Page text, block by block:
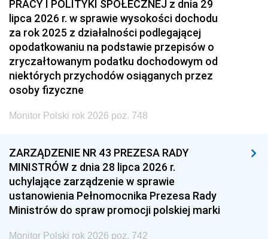
PRACY I POLITYKI SPOŁECZNEJ z dnia 29
lipca 2026 r. w sprawie wysokości dochodu
za rok 2025 z działalności podlegającej
opodatkowaniu na podstawie przepisów o
zryczałtowanym podatku dochodowym od
niektórych przychodów osiąganych przez
osoby fizyczne
Monitor Polski rok 2026 poz. 748
ZARZĄDZENIE NR 43 PREZESA RADY
MINISTRÓW z dnia 28 lipca 2026 r.
uchylające zarządzenie w sprawie
ustanowienia Pełnomocnika Prezesa Rady
Ministrów do spraw promocji polskiej marki
Monitor Polski rok 2026 poz. 742